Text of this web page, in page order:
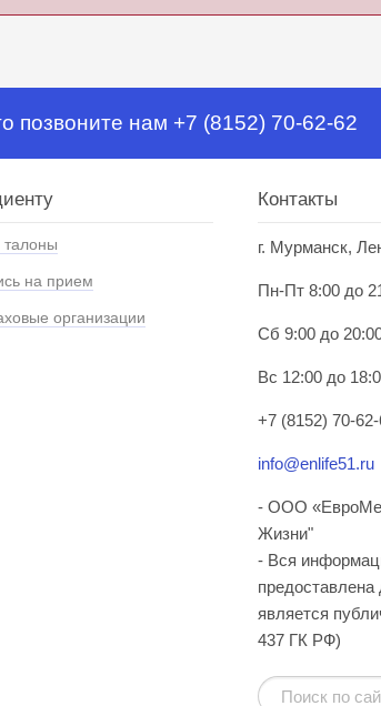
позвоните нам +7 (8152) 70-62-62
на прием
организации
Контакты
г. Мурманск,
Пн-Пт 8:00 до
Сб 9:00 до
Вс 12:00 до
+7 (8152) 70-62-
info@enlife51.ru
- ООО
Жизни"
- Вся
является
437 ГК РФ)